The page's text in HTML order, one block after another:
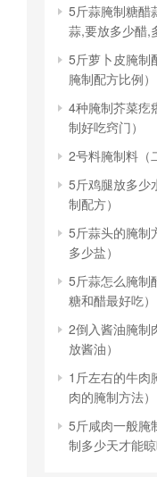
5斤蒜腌制糖醋
蒜,要放多少醋,
5斤萝卜皮腌制
腌制配方比例）
4种腌制芥菜疙
制好吃窍门）
2号料腌制料（
5斤鸡腿放多少
制配方）
5斤蒜头的腌制
多少盐）
5斤蒜怎么腌制
糖和醋最好吃）
2倒入酱油腌制
放酱油）
1斤左右的牛肉
肉的腌制方法）
5斤咸肉一般腌
制多少天才能晾